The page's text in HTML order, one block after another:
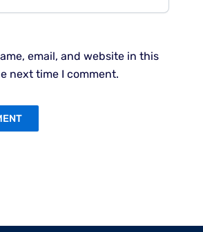
email, and website in this
next time I comment.